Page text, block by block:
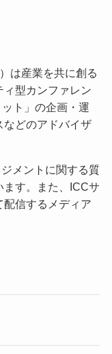
は産業を共に創る
型カンファレン
ト」の企画・運
などのアドバイザ
メントに関する質
す。また、ICCサ
配信するメディア